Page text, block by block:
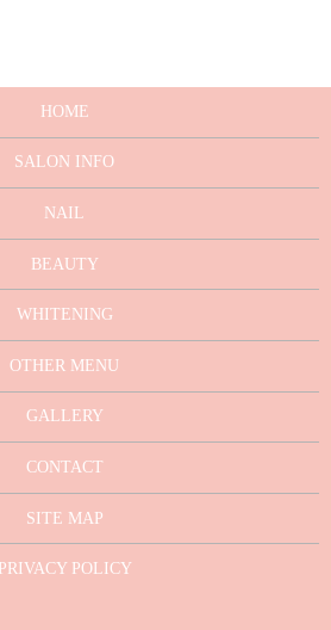
HOME
SALON INFO
NAIL
BEAUTY
WHITENING
OTHER MENU
GALLERY
CONTACT
SITE MAP
PRIVACY POLICY